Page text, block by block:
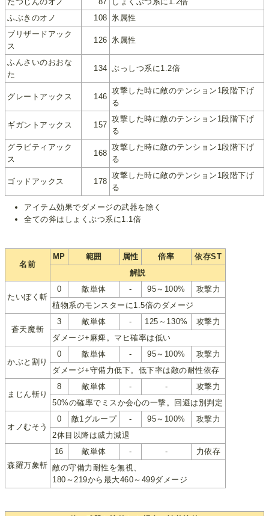
ふぶきのオノ
108 氷属性
ブリザードアック
ス
126 氷属性
ふんさいのおおな
た
134 ぶっしつ系に1.2倍
グレートアックス 146
攻撃した時に敵のテンション1段階下げ
る
ギガントアックス 157
攻撃した時に敵のテンション1段階下げ
る
グラビティアック
ス
168
攻撃した時に敵のテンション1段階下げ
る
ゴッドアックス 178
攻撃した時に敵のテンション1段階下げ
る
アイテム効果でダメージの武器を除く
全ての斧はしょくぶつ系に1.1倍
名前
MP 範囲 属性 倍率
依存ST
解説
たいぼく斬
0 敵単体 - 95～100%
攻撃力
植物系のモンスターに1.5倍のダメージ
蒼天魔斬
3 敵単体 - 125～130%
攻撃力
ダメージ+麻痺。マヒ確率は低い
かぶと割り
0 敵単体 - 95～100%
攻撃力
ダメージ+守備力低下。低下率は敵の耐性依存
まじん斬り
8 敵単体 - -
攻撃力
50%の確率でミスか会心の一撃。回避は別判定
オノむそう
0 敵1グループ - 95～100%
攻撃力
2体目以降は威力減退
森羅万象斬
16 敵単体 - -
力依存
敵の守備力耐性を無視、
180～219から最大460～499ダメージ